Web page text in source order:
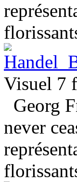
Visuel 7 f
Georg
never